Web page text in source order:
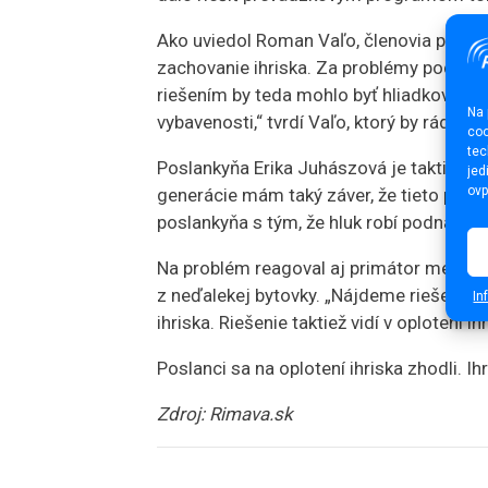
Ako uviedol Roman Vaľo, členovia
zachovanie ihriska. Za problémy podľa
riešením by teda mohlo byť
vybavenosti,“ tvrdí Vaľo, ktorý by rád
Poslankyňa Erika Juhászová je taktiež
generácie mám taký záver, že tieto
poslankyňa s tým, že hluk robí
Na problém reagoval aj primátor mesta
z neďalekej bytovky. „Nájdeme
ihriska. Riešenie taktiež vidí v oplotení
Poslanci sa na oplotení ihriska zhodli.
Zdroj: Rimava.sk